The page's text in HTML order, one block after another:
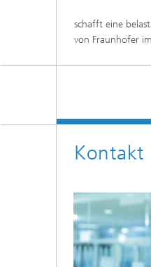
schafft eine
von Fraunhofer
Kontakt